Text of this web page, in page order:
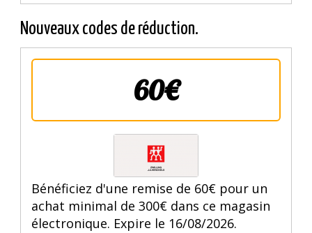
Nouveaux codes de réduction.
60€
Bénéficiez d'une remise de 60€ pour un
achat minimal de 300€ dans ce magasin
électronique. Expire le 16/08/2026.